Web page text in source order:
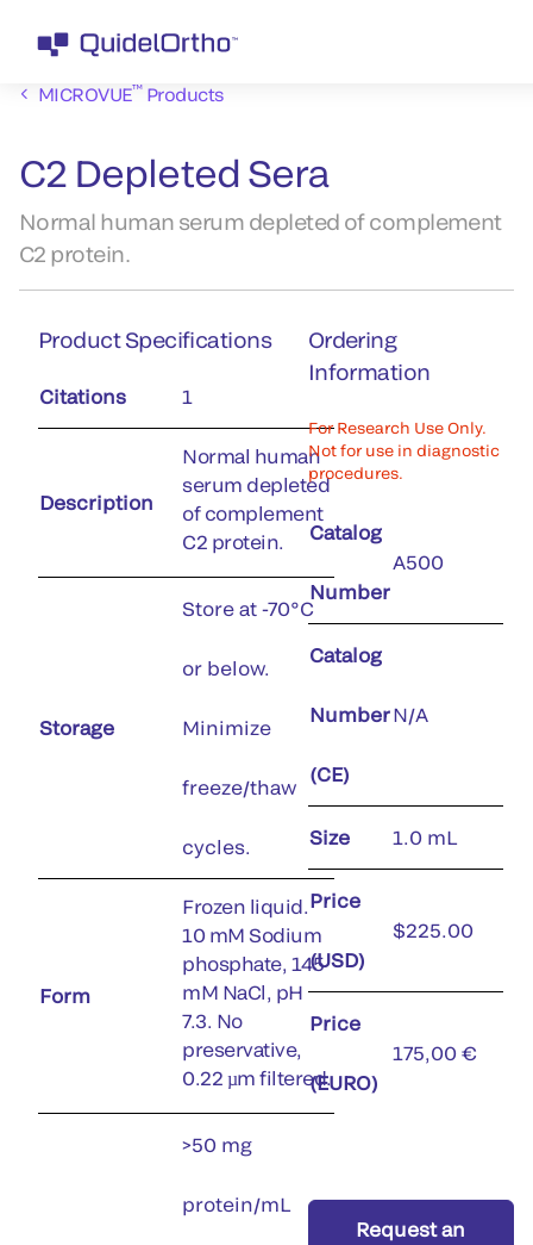
MICROVUE™Products
C2 Depleted Sera
Normal human serum depleted of complement
C2 protein.
Product Specifications
Citations 1
Description
Normal human
serum depleted
of complement
C2 protein.
Storage
Store at -70°C
or below.
Minimize
freeze/thaw
cycles.
Form
Frozen liquid.
10 mM Sodium
phosphate, 145
mM NaCl, pH
7.3. No
preservative,
0.22 µm filtered.
>50 mg
protein/mL
Ordering
Information
For Research Use Only.
Not for use in diagnostic
procedures.
Catalog
Number
A500
Catalog
Number
(CE)
N/A
Size 1.0 mL
Price
(USD)
$225.00
Price
(EURO)
175,00 €
Request an